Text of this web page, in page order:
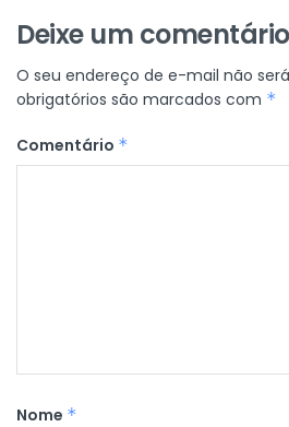
Deixe um comentário
O seu endereço de e-mail não
obrigatórios são marcados com *
Comentário *
Nome *